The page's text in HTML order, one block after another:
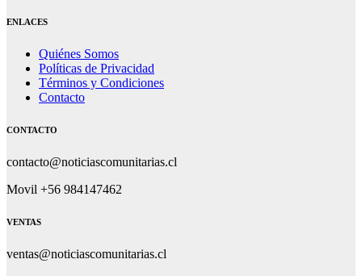
ENLACES
Quiénes Somos
Políticas de Privacidad
Términos y Condiciones
Contacto
CONTACTO
contacto@noticiascomunitarias.cl
Movil +56 984147462
VENTAS
ventas@noticiascomunitarias.cl